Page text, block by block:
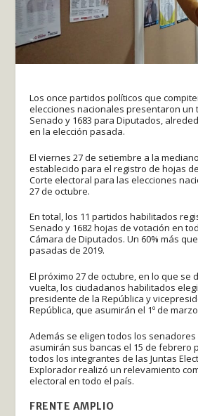
Los once partidos políticos que
elecciones nacionales presentaron un
Senado y 1683 para Diputados,
en la elección pasada.
El viernes 27 de setiembre a la
establecido para el registro de hojas
Corte electoral para las elecciones
27 de octubre.
En total, los 11 partidos habilitados
Senado y 1682 hojas de votación en
Cámara de Diputados. Un 60% más
pasadas de 2019.
El próximo 27 de octubre, en lo que se
vuelta, los ciudadanos habilitados
presidente de la República y
República, que asumirán el 1º de
Además se eligen todos los
asumirán sus bancas el 15 de febrero
todos los integrantes de las Juntas
Explorador realizó un relevamiento
electoral en todo el país.
FRENTE AMPLIO